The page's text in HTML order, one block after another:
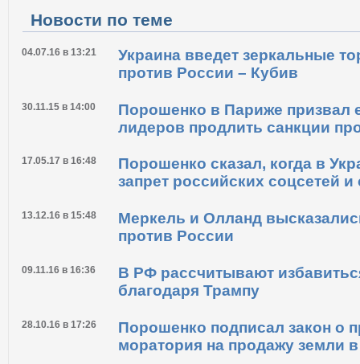
Новости по теме
04.07.16 в 13:21
Украина введет зеркальные
против России – Кубив
30.11.15 в 14:00
Порошенко в Париже призвал
лидеров продлить санкции
17.05.17 в 16:48
Порошенко сказал, когда в
запрет российских соцсетей
13.12.16 в 15:48
Меркель и Олланд
против России
09.11.16 в 16:36
В РФ рассчитывают
благодаря Трампу
28.10.16 в 17:26
Порошенко подписал закон о
моратория на продажу земли